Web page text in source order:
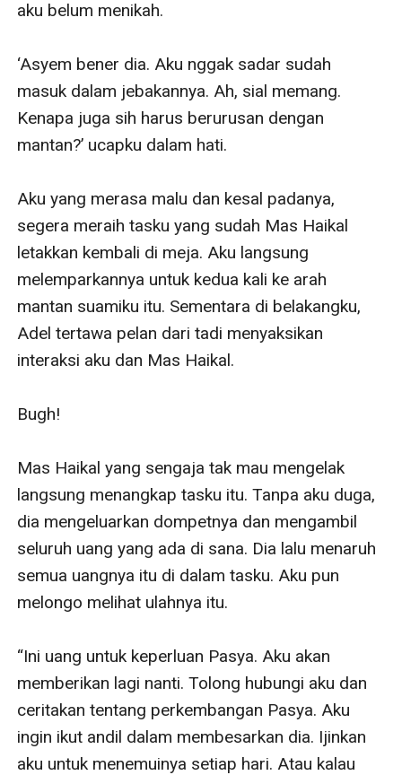
aku belum menikah.
‘Asyem bener dia. Aku nggak sadar sudah
masuk dalam jebakannya. Ah, sial memang.
Kenapa juga sih harus berurusan dengan
mantan?’ ucapku dalam hati.
Aku yang merasa malu dan kesal padanya,
segera meraih tasku yang sudah Mas Haikal
letakkan kembali di meja. Aku langsung
melemparkannya untuk kedua kali ke arah
mantan suamiku itu. Sementara di belakangku,
Adel tertawa pelan dari tadi menyaksikan
interaksi aku dan Mas Haikal.
Bugh!
Mas Haikal yang sengaja tak mau mengelak
langsung menangkap tasku itu. Tanpa aku duga,
dia mengeluarkan dompetnya dan mengambil
seluruh uang yang ada di sana. Dia lalu menaruh
semua uangnya itu di dalam tasku. Aku pun
melongo melihat ulahnya itu.
“Ini uang untuk keperluan Pasya. Aku akan
memberikan lagi nanti. Tolong hubungi aku dan
ceritakan tentang perkembangan Pasya. Aku
ingin ikut andil dalam membesarkan dia. Ijinkan
aku untuk menemuinya setiap hari. Atau kalau